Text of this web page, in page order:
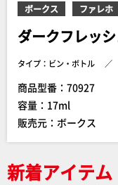
ボークス ファレホ
ダークフレッ
タイプ：ビン・ボトル
商品型番：70927
容量：17ml
販売元：ボークス
新着アイテム